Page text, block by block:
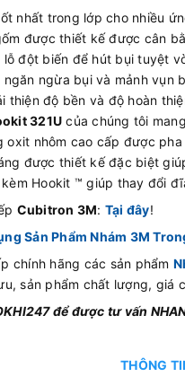
nhất trong lớp cho nhiều
được thiết kế được cân
đột biến để hút bụi tuyệt
ngừa bụi và mảnh vụn
thiện độ bền và độ hoàn
321U của chúng tôi
oxit nhôm cao cấp được
được thiết kế đặc biệt
Hookit ™ giúp thay đổi
Cubitron 3M: Tại đây!
Sản Phẩm Nhám 3M
chính hãng các sản phẩm
sản phẩm chất lượng, giá
để được tư vấn
THÔNG